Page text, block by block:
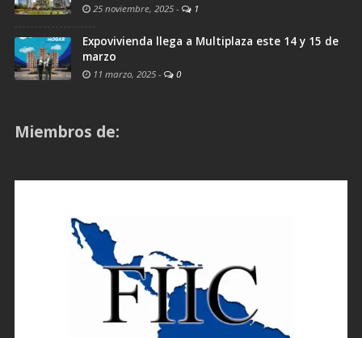
25 noviembre, 2025 - 1
Expovivienda llega a Multiplaza este 14 y 15 de
marzo
11 marzo, 2025 - 0
Miembros de: